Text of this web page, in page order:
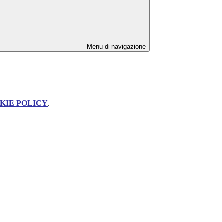
Menu di navigazione
POLICY.